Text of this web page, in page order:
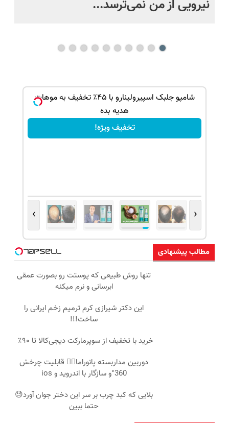
نیرویی از من نمی‌ترسد...
شامپو جلبک اسپیرولینارو با ۴۵٪ تخفیف به موهات
هدیه بده
تخفیف ویژه!
‹
›
مطالب پیشنهادی
تنها روش طبیعی که پوستت رو بصورت عمقی
ابرسانی و نرم میکنه
این دکتر شیرازی کرم ترمیم زخم ایرانی را
ساخت!!!
خرید با تخفیف از سوپرمارکت دیجی‌کالا تا ۹۰٪
دوربین مداربسته پانوراما👈🏻 قابلیت چرخش
360°و سازگار با اندروید و ios
بلایی که کبد چرب بر سر این دختر جوان آورد😓
حتما ببین